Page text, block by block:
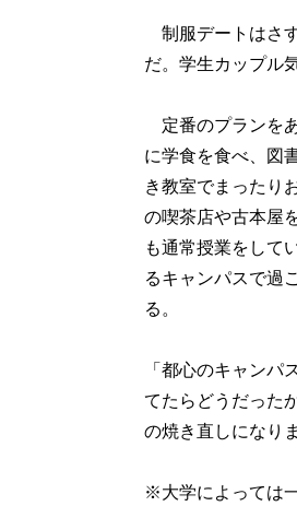
制服デートはさ
だ。学生カップル
定番のプランを
に学食を食べ、図
き教室でまったり
の喫茶店や古本屋
も通常授業をして
るキャンパスで過
る。
「都心のキャンパ
てたらどうだった
の焼き直しになり
※大学によっては